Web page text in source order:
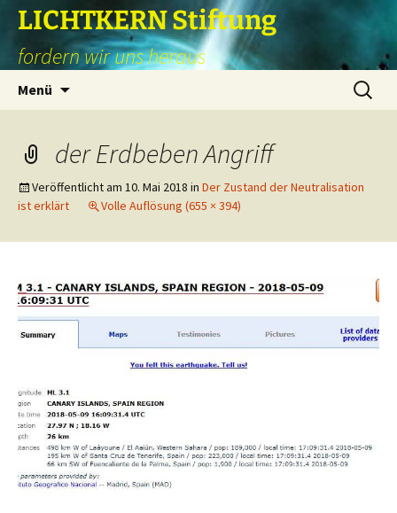
Zum
Inhalt
springen
LICHTKERN Stiftung
fordern wir uns heraus
Menü
Suchen
nach:
der Erdbeben Angriff
Veröffentlicht am 10. Mai 2018 in Der Zustand der Neutralisation
ist erklärt
Volle Auflösung (655 × 394)